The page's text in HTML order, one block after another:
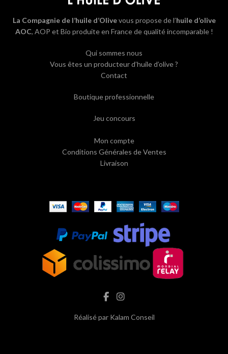
La Compagnie de l’huile d’Olivevous propose de l’huile d’olive
AOC, AOP et Bio produite en France de qualité incomparable !
Qui sommes nous
Vous êtes un producteur d’huile d’olive ?
Contact
Boutique professionnelle
Jeu concours
Mon compte
Conditions Générales de Ventes
Livraison
Réalisé par Kalam Conseil